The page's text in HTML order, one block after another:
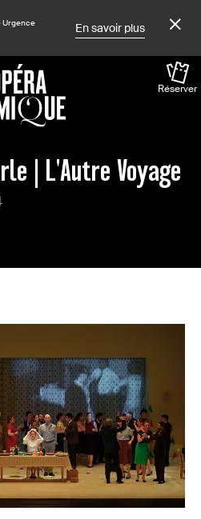
Urgence
En savoir plus
Réserver
| L'Autre Voyage